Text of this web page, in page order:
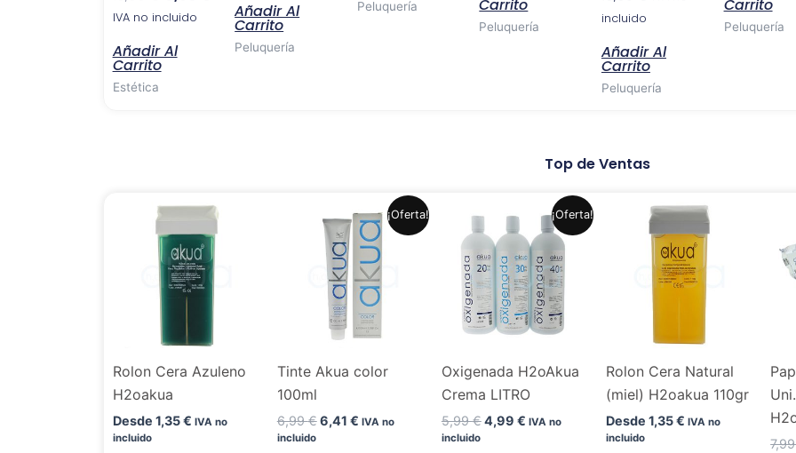
IVA no incluido
Añadir Al
Carrito
Estética
Añadir Al
Carrito
Peluquería
Peluquería Carrito
Peluquería
incluido
Añadir Al
Carrito
Peluquería
Carrito
Peluquería
Top de Ventas
Rolon Cera Azuleno
H2oakua
Desde 1,35€ IVA no
incluido
¡Oferta!
Tinte Akua color
100ml
6,99€
precio
original
era:
6,99 €.
6,41 €
precio
actual
es:
6,41 €.
IVA no
incluido
Este
producto
múltiples
variantes.
pueden
elegir
¡Oferta!
Oxigenada H2oAkua
Crema LITRO
5,99€
precio
original
era:
5,99 €.
4,99 €
precio
actual
es:
4,99 €.
IVA no
incluido
Este
producto
pueden
elegir
Rolon Cera Natural
(miel) H2oakua 110gr
Desde 1,35€ IVA no
incluido